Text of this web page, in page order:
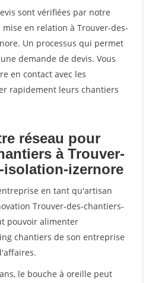
sont vérifiées par notre
en relation à Trouver-des-
Un processus qui permet
demande de devis. Vous
en contact avec les
rapidement leurs chantiers
réseau pour
à Trouver-
isolation-izernore
en tant qu'artisan
Trouver-des-chantiers-
pouvoir alimenter
chantiers de son entreprise
le bouche à oreille peut